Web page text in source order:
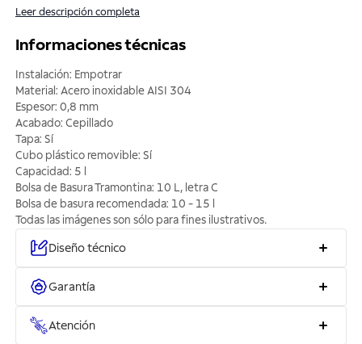
Leer descripción completa
Informaciones técnicas
Instalación: Empotrar
Material: Acero inoxidable AISI 304
Espesor: 0,8 mm
Acabado: Cepillado
Tapa: Sí
Cubo plástico removible: Sí
Capacidad: 5 l
Bolsa de Basura Tramontina: 10 L, letra C
Bolsa de basura recomendada: 10 - 15 l
Todas las imágenes son sólo para fines ilustrativos.
Diseño técnico
Garantía
Atención